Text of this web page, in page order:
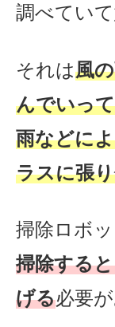
調べていて
それは風
んでいっ
雨などに
ラスに張
掃除ロボッ
掃除する
げる必要